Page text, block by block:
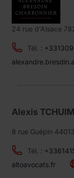
24 rue d'Alsace
Tél. :
Alexis
8 rue Guépin
Tél. :
altoavocats.fr